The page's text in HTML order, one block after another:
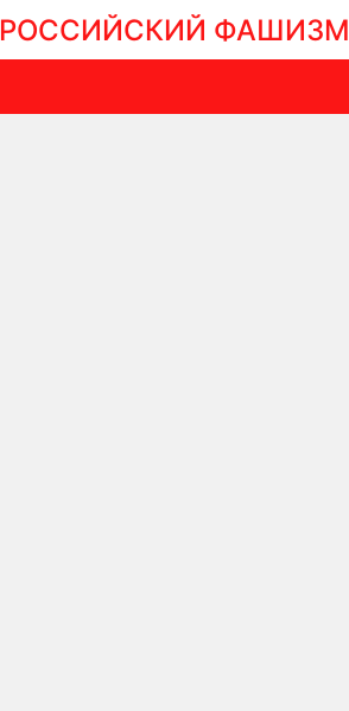
РОССИЙСКИЙ ФАШИЗМ